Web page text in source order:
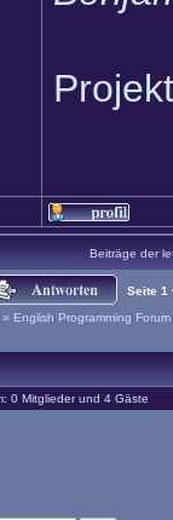
Beiträge der
Seite 1
» English Programming Forum
0 Mitglieder und 4 Gäste